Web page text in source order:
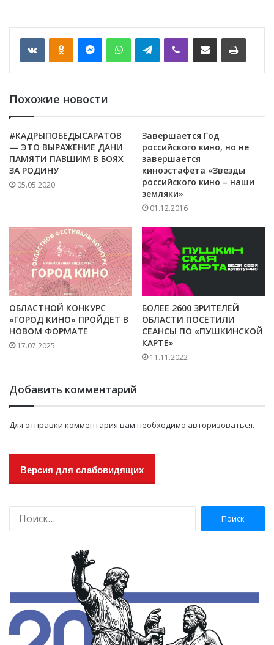
VKontakte WhatsApp Telegram
Похожие новости
#КАДРЫПОБЕДЫСАРАТОВ
— ЭТО ВЫРАЖЕНИЕ ДАНИ
ПАМЯТИ ПАВШИМ В БОЯХ
ЗА РОДИНУ
05.05.2020
Завершается Год
российского кино, но не
завершается
киноэстафета «Звезды
российского кино – наши
земляки»
01.12.2016
ОБЛАСТНОЙ КОНКУРС
«ГОРОД КИНО» ПРОЙДЕТ В
НОВОМ ФОРМАТЕ
17.07.2025
БОЛЕЕ 2600 ЗРИТЕЛЕЙ
ОБЛАСТИ ПОСЕТИЛИ
СЕАНСЫ ПО «ПУШКИНСКОЙ
КАРТЕ»
11.11.2022
Добавить комментарий
Для отправки комментария вам необходимо авторизоваться.
Версия для слабовидящих